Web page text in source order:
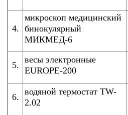
4.
микроскоп медицинский
бинокулярный
МИКМЕД-6
5.
весы электронные
EUROPE-200
6.
водяной термостат TW-
2.02